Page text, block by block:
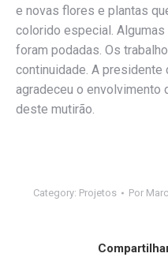
e novas flores e plantas
colorido especial.
foram podadas. Os
continuidade. A presidente
agradeceu o envolvimento
deste mutirão.
Category: Projetos Por